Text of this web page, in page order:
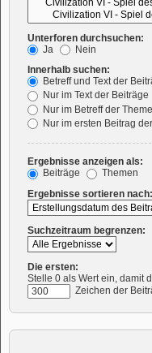
Unterforen durchsuchen:
Ja
Nein
Innerhalb suchen:
Betreff und Text der
Nur im Text der Beiträge
Nur im Betreff der
Nur im ersten Beitrag
Ergebnisse anzeigen als:
Beiträge
Themen
Ergebnisse sortieren nach:
Suchzeitraum begrenzen:
Die ersten:
Stelle 0 als Wert ein, damit
Zeichen der